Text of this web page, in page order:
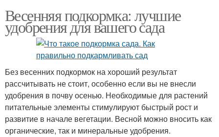
Весенняя подкормка: лучшие
удобрения для вашего сада
Без весенних подкормок на хороший результат
рассчитывать не стоит, особенно если вы не внесли
удобрения в почву осенью. Необходимые для растений
питательные элементы стимулируют быстрый рост и
развитие в начале вегетации. Весной можно вносить как
органические, так и минеральные удобрения.